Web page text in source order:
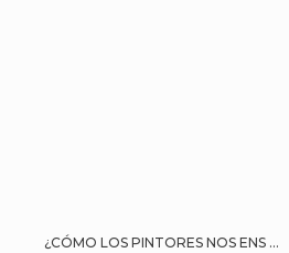
¿CÓMO LOS PINTORES NOS ENS ...